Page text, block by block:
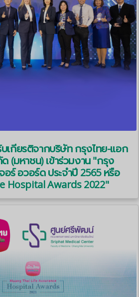
กียรติจากบริษัท กรุงไทย-แอก
(มหาชน) เข้าร่วมงาน "กรุง
อร์ อวอร์ด ประจำปี 2565 หรือ
Hospital Awards 2022"